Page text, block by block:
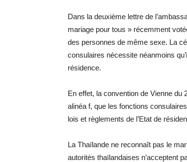
Dans la deuxième lettre de
mariage pour tous » récemment
des personnes de même sexe. La
consulaires nécessite néanmoins
résidence.
En effet, la convention de Vienne
alinéa f, que les fonctions
lois et règlements de l’Etat de
La Thaïlande ne reconnaît pas le
autorités thaïlandaises n’acceptent